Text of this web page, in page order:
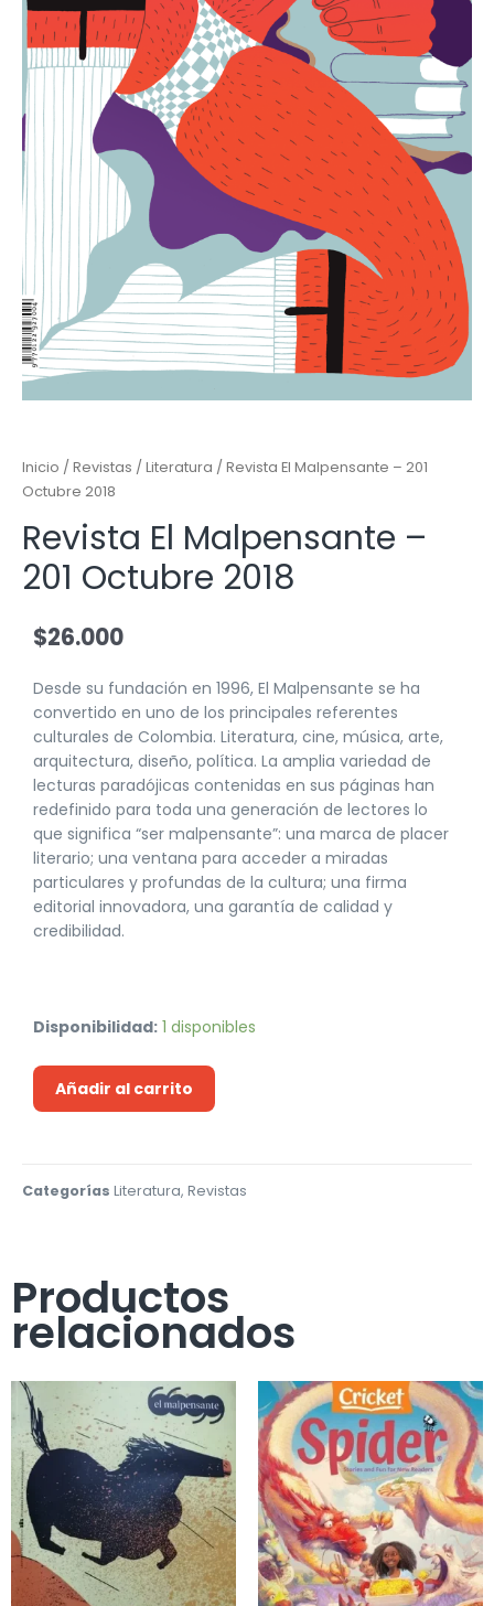
Inicio / Revistas / Literatura / Revista El Malpensante – 201
Octubre 2018
Revista El Malpensante –
201 Octubre 2018
$26.000
Desde su fundación en 1996, El Malpensante se ha
convertido en uno de los principales referentes
culturales de Colombia. Literatura, cine, música, arte,
arquitectura, diseño, política. La amplia variedad de
lecturas paradójicas contenidas en sus páginas han
redefinido para toda una generación de lectores lo
que significa “ser malpensante”: una marca de placer
literario; una ventana para acceder a miradas
particulares y profundas de la cultura; una firma
editorial innovadora, una garantía de calidad y
credibilidad.
Disponibilidad: 1 disponibles
Añadir al carrito
Categorías Literatura, Revistas
Productos
relacionados